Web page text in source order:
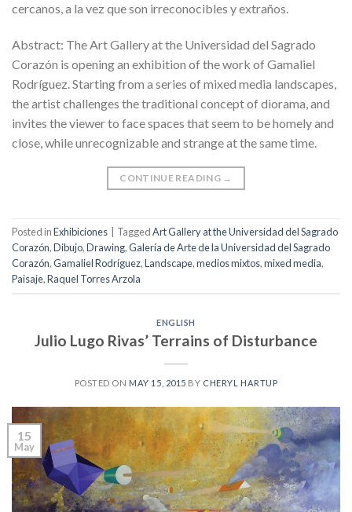
cercanos, a la vez que son irreconocibles y extraños.
Abstract: The Art Gallery at the Universidad del Sagrado
Corazón is opening an exhibition of the work of Gamaliel
Rodríguez. Starting from a series of mixed media landscapes,
the artist challenges the traditional concept of diorama, and
invites the viewer to face spaces that seem to be homely and
close, while unrecognizable and strange at the same time.
CONTINUE READING →
Posted inExhibiciones TaggedArt Gallery at the Universidad del Sagrado
Corazón,Dibujo,Drawing,Galería de Arte de la Universidad del Sagrado
Corazón,Gamaliel Rodríguez,Landscape,medios mixtos,mixed media,
Paisaje,Raquel Torres Arzola
ENGLISH
Julio Lugo Rivas’ Terrains of Disturbance
POSTED ON MAY 15, 2015 BY CHERYL HARTUP
15
May